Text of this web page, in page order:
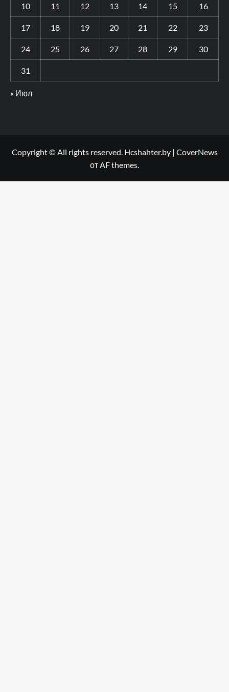
10 11 12 13 14 15 16
17 18 19 20 21 22 23
24 25 26 27 28 29 30
31
« Июл
Copyright © All rights reserved. Hcshahter.by | CoverNews
от AF themes.